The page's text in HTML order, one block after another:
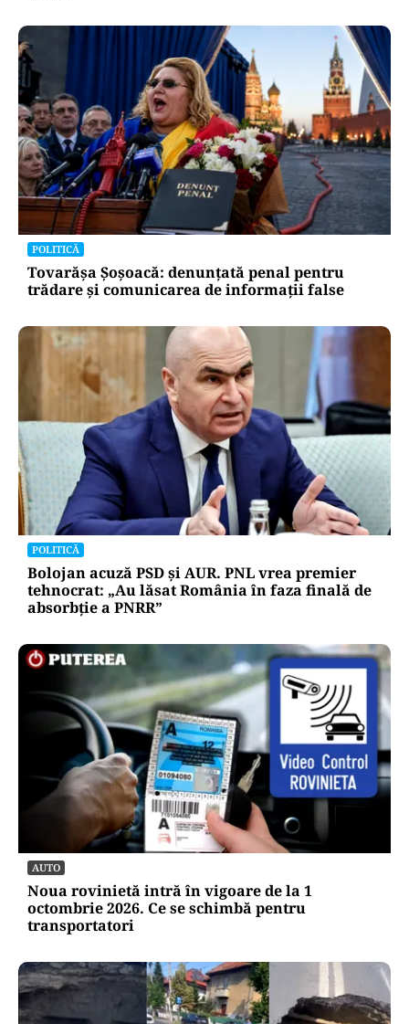
POLITICĂ
Tovarășa Șoșoacă: denunțată penal pentru
trădare și comunicarea de informații false
POLITICĂ
Bolojan acuză PSD și AUR. PNL vrea premier
tehnocrat: „Au lăsat România în faza finală de
absorbţie a PNRR”
AUTO
Noua rovinietă intră în vigoare de la 1
octombrie 2026. Ce se schimbă pentru
transportatori